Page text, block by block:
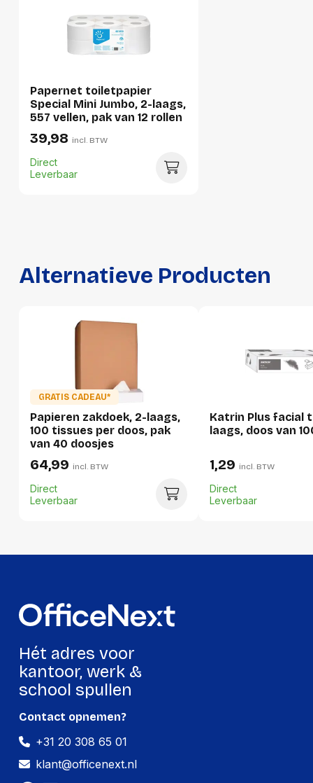
Verpakking
Hoeveelheid:
1 stuk
Breedte:
120 millimeter
Hoogte:
Lengte:
230 millimeter
Hoeveelheid:
Per pallet
Hoeveelheid:
1440 stuks
Breedte:
Hoogte:
Lengte:
Papernet toiletpapier
Special Mini Jumbo, 2-laags,
557 vellen, pak van 12 rollen
39,98 incl. BTW
Direct
Leverbaar
Alternatieve Producten
GRATIS CADEAU*
Papieren zakdoek, 2-laags,
100 tissues per doos, pak
van 40 doosjes
64,99 incl. BTW
Direct
Leverbaar
Katrin Plus facial
laags, doos van
1,29 incl. BTW
Direct
Leverbaar
Hét adres voor
kantoor, werk &
school spullen
Contact opnemen?
+31 20 308 65 01
klant@officenext.nl